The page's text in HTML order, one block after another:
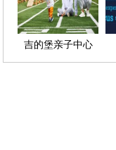
吉的堡亲子中心